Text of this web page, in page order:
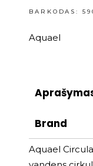
BARKODAS:
Aquael
Brand
Aquael